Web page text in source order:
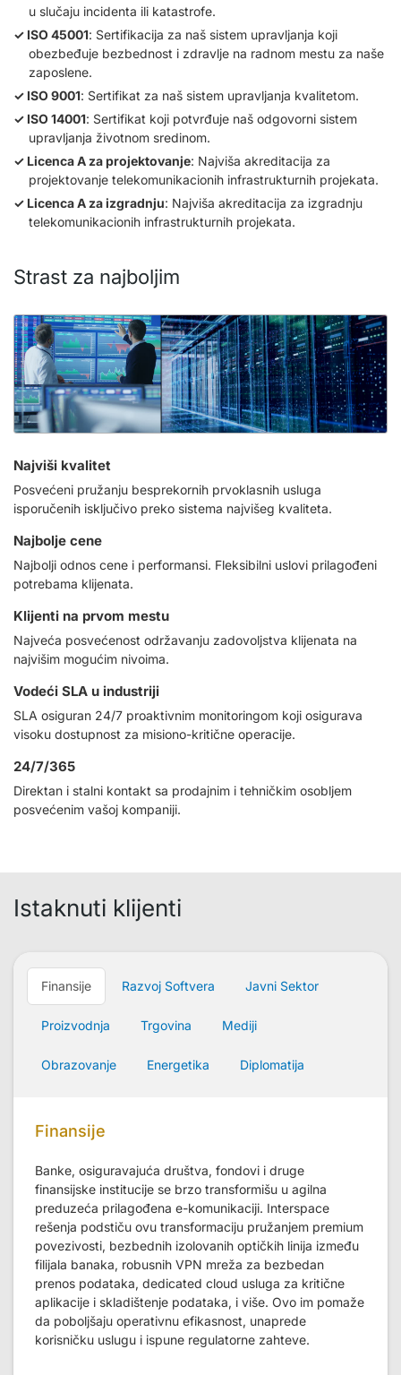
u slučaju incidenta ili katastrofe.
ISO 45001: Sertifikacija za naš sistem upravljanja koji
obezbeđuje bezbednost i zdravlje na radnom mestu za naše
zaposlene.
ISO 9001: Sertifikat za naš sistem upravljanja kvalitetom.
ISO 14001: Sertifikat koji potvrđuje naš odgovorni sistem
upravljanja životnom sredinom.
Licenca A za projektovanje: Najviša akreditacija za
projektovanje telekomunikacionih infrastrukturnih projekata.
Licenca A za izgradnju: Najviša akreditacija za izgradnju
telekomunikacionih infrastrukturnih projekata.
Strast za najboljim
Najviši kvalitet
Posvećeni pružanju besprekornih prvoklasnih usluga
isporučenih isključivo preko sistema najvišeg kvaliteta.
Najbolje cene
Najbolji odnos cene i performansi. Fleksibilni uslovi prilagođeni
potrebama klijenata.
Klijenti na prvom mestu
Najveća posvećenost održavanju zadovoljstva klijenata na
najvišim mogućim nivoima.
Vodeći SLA u industriji
SLA osiguran 24/7 proaktivnim monitoringom koji osigurava
visoku dostupnost za misiono-kritične operacije.
24/7/365
Direktan i stalni kontakt sa prodajnim i tehničkim osobljem
posvećenim vašoj kompaniji.
Istaknuti klijenti
Finansije Razvoj Softvera Javni Sektor
Proizvodnja Trgovina Mediji
Obrazovanje Energetika Diplomatija
Finansije
Banke, osiguravajuća društva, fondovi i druge
finansijske institucije se brzo transformišu u agilna
preduzeća prilagođena e-komunikaciji. Interspace
rešenja podstiču ovu transformaciju pružanjem premium
povezivosti, bezbednih izolovanih optičkih linija između
filijala banaka, robusnih VPN mreža za bezbedan
prenos podataka, dedicated cloud usluga za kritične
aplikacije i skladištenje podataka, i više. Ovo im pomaže
da poboljšaju operativnu efikasnost, unaprede
korisničku uslugu i ispune regulatorne zahteve.